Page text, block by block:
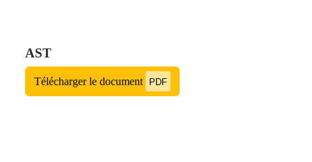
AST
Télécharger le document PDF